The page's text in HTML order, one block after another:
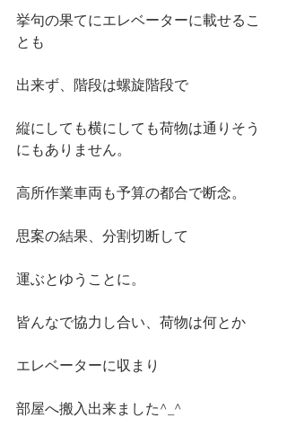
挙句の果てにエレベーターに載せるこ
とも
出来ず、階段は螺旋階段で
縦にしても横にしても荷物は通りそう
にもありません。
高所作業車両も予算の都合で断念。
思案の結果、分割切断して
運ぶとゆうことに。
皆んなで協力し合い、荷物は何とか
エレベーターに収まり
部屋へ搬入出来ました^_^